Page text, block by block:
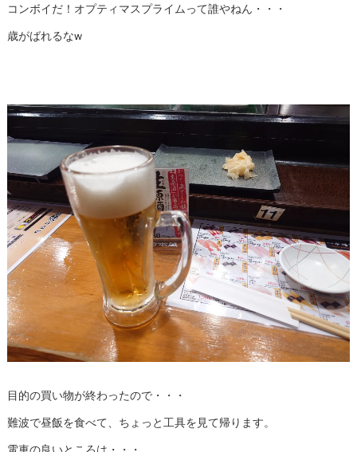
コンボイだ！オプティマスプライムって誰やねん・・・
歳がばれるなw
目的の買い物が終わったので・・・
難波で昼飯を食べて、ちょっと工具を見て帰ります。
電車の良いところは・・・